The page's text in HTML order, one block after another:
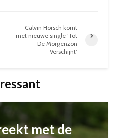
Calvin Horsch komt
met nieuwe single ‘Tot
De Morgenzon
Verschijnt’
met de